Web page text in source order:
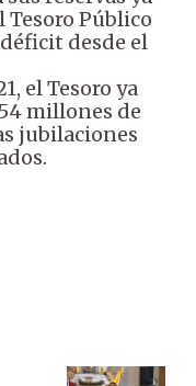
Tesoro Público
desde el
el Tesoro ya
millones de
jubilaciones